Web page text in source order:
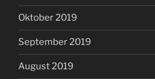
Oktober 2019
September 2019
August 2019